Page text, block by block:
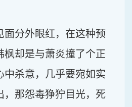
面分外眼红，在这种预
枫却是与萧炎撞了个正
中杀意，几乎要宛如实
，那怨毒狰狞目光，死